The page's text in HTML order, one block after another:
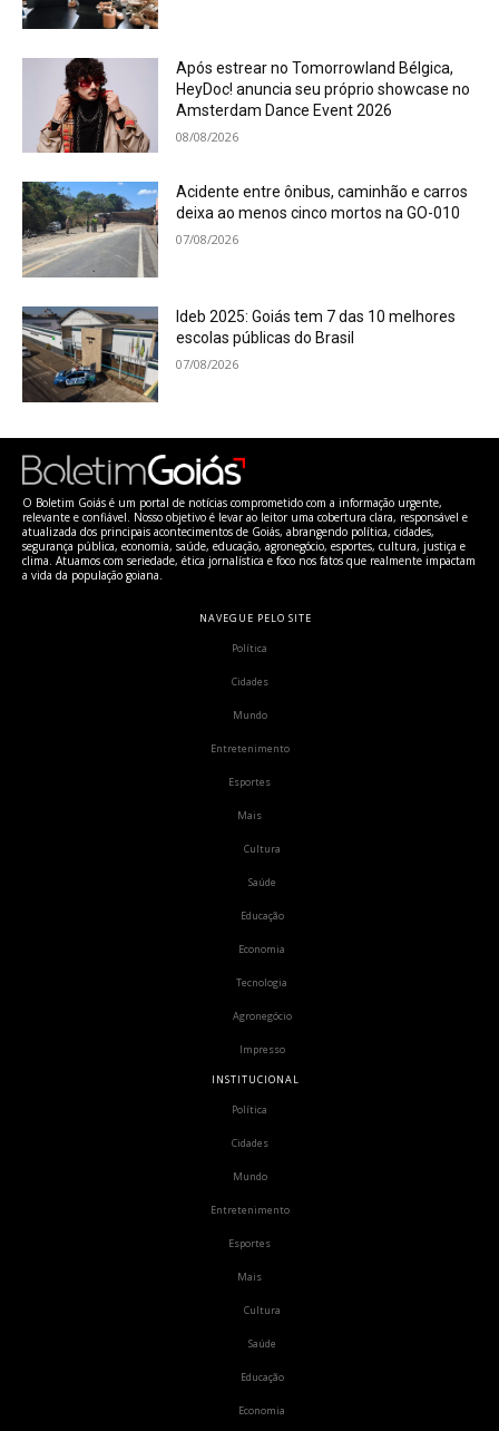
Após estrear no Tomorrowland Bélgica,
HeyDoc! anuncia seu próprio showcase no
Amsterdam Dance Event 2026
08/08/2026
Acidente entre ônibus, caminhão e carros
deixa ao menos cinco mortos na GO-010
07/08/2026
Ideb 2025: Goiás tem 7 das 10 melhores
escolas públicas do Brasil
07/08/2026
O Boletim Goiás é um portal de notícias comprometido com a informação urgente,
relevante e confiável. Nosso objetivo é levar ao leitor uma cobertura clara, responsável e
atualizada dos principais acontecimentos de Goiás, abrangendo política, cidades,
segurança pública, economia, saúde, educação, agronegócio, esportes, cultura, justiça e
clima. Atuamos com seriedade, ética jornalística e foco nos fatos que realmente impactam
a vida da população goiana.
NAVEGUE PELO SITE
Política
Cidades
Mundo
Entretenimento
Esportes
Mais
Cultura
Saúde
Educação
Economia
Tecnologia
Agronegócio
Impresso
INSTITUCIONAL
Política
Cidades
Mundo
Entretenimento
Esportes
Mais
Cultura
Saúde
Educação
Economia